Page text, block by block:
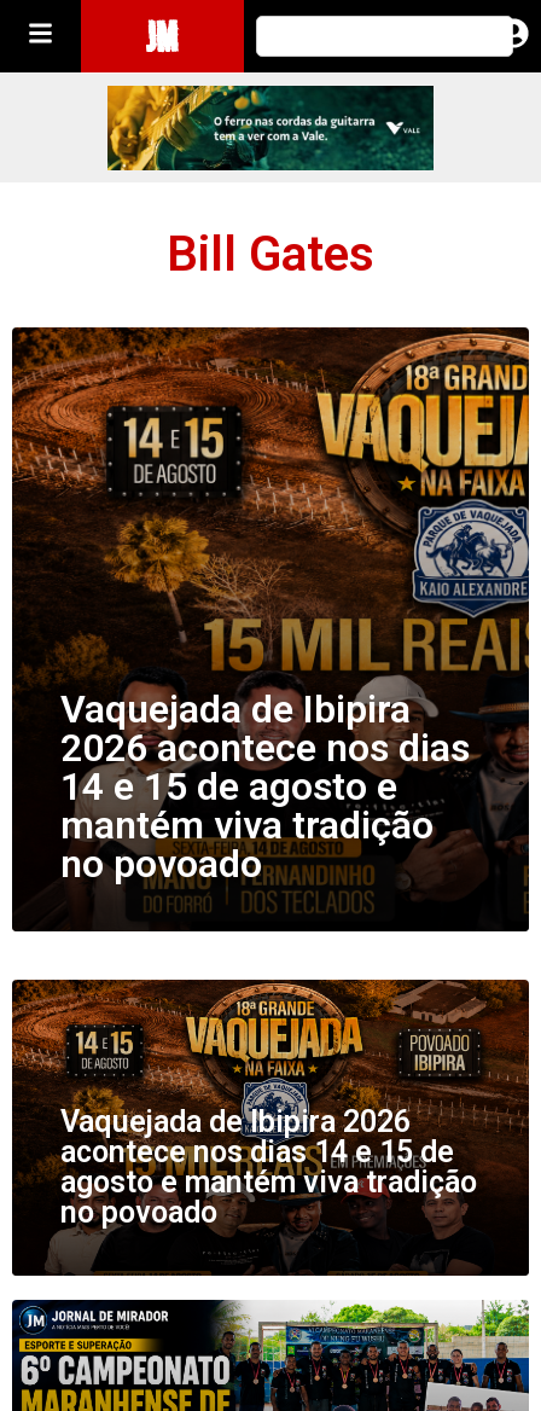
JM
Bill Gates
Vaquejada de Ibipira
2026 acontece nos dias
14 e 15 de agosto e
mantém viva tradição
no povoado
Vaquejada de Ibipira 2026
acontece nos dias 14 e 15 de
agosto e mantém viva tradição
no povoado